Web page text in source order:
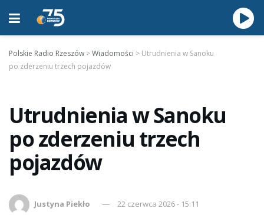
Polskie Radio Rzeszów >Wiadomości > Utrudnienia w Sanoku
po zderzeniu trzech pojazdów
Utrudnienia w Sanoku
po zderzeniu trzech
pojazdów
Justyna Piekło
22 czerwca 2026 - 15:11